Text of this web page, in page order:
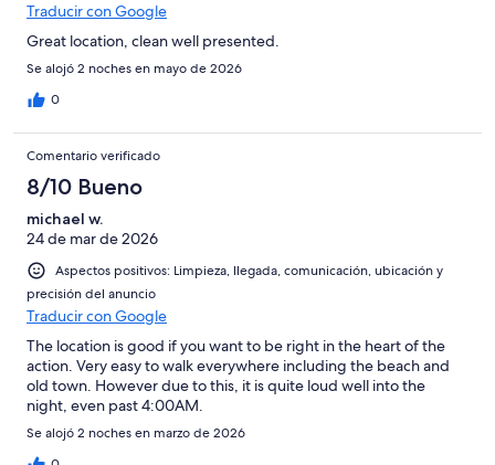
Traducir con Google
Great location, clean well presented.
Se alojó 2 noches en mayo de 2026
0
Comentario verificado
8/10 Bueno
michael w.
24 de mar de 2026
Aspectos positivos: Limpieza, llegada, comunicación, ubicación y
precisión del anuncio
Traducir con Google
The location is good if you want to be right in the heart of the
action. Very easy to walk everywhere including the beach and
old town. However due to this, it is quite loud well into the
night, even past 4:00AM.
Se alojó 2 noches en marzo de 2026